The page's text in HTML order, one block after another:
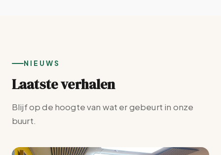
NIEUWS
Laatste verhalen
Blijf op de hoogte van wat er gebeurt in onze
buurt.